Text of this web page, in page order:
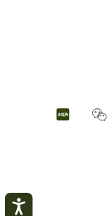
Longchamp
on